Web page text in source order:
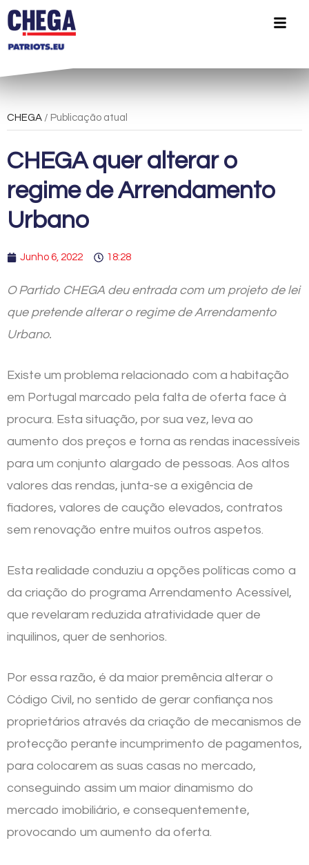
CHEGA / Publicação atual
CHEGA quer alterar o
regime de Arrendamento
Urbano
Junho 6, 2022 18:28
O Partido CHEGA deu entrada com um projeto de lei
que pretende alterar o regime de Arrendamento
Urbano.
Existe um problema relacionado com a habitação
em Portugal marcado pela falta de oferta face à
procura. Esta situação, por sua vez, leva ao
aumento dos preços e torna as rendas inacessíveis
para um conjunto alargado de pessoas. Aos altos
valores das rendas, junta-se a exigência de
fiadores, valores de caução elevados, contratos
sem renovação entre muitos outros aspetos.
Esta realidade conduziu a opções políticas como a
da criação do programa Arrendamento Acessível,
que revelaram reduzida atratividade quer de
inquilinos, quer de senhorios.
Por essa razão, é da maior premência alterar o
Código Civil, no sentido de gerar confiança nos
proprietários através da criação de mecanismos de
protecção perante incumprimento de pagamentos,
para colocarem as suas casas no mercado,
conseguindo assim um maior dinamismo do
mercado imobiliário, e consequentemente,
provocando um aumento da oferta.